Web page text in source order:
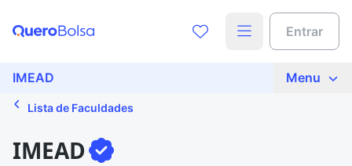
Entrar
IMEAD Menu
Lista de Faculdades
IMEAD